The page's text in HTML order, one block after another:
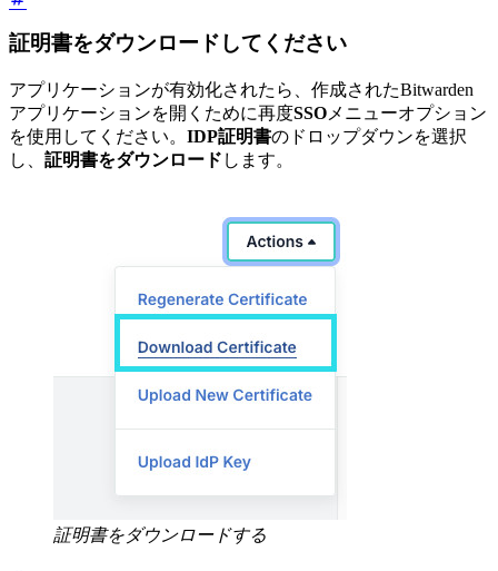
証明書をダウンロードしてください
アプリケーションが有効化されたら、作成されたBitwarden
アプリケーションを開くために再度SSO メニューオプション
を使用してください。 IDP証明書のドロップダウンを選択
し、 証明書をダウンロード します。
証明書をダウンロードする